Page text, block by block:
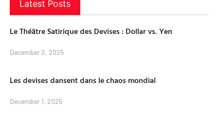
Latest Posts
Le Théâtre Satirique des Devises : Dollar vs. Yen
December 2, 2025
Les devises dansent dans le chaos mondial
December 1, 2025